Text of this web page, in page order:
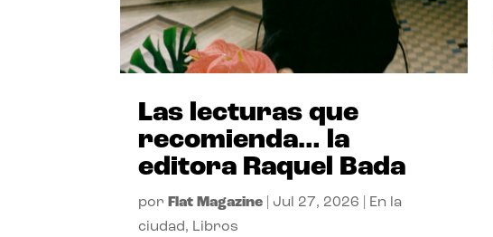
Las lecturas que
recomienda… la
editora Raquel Bada
por Flat Magazine Jul 27, 2026
En la
ciudad, Libros